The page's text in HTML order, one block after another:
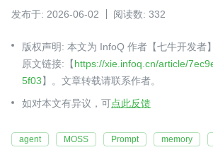
发布于: 2026-06-02 阅读数: 332
版权声明: 本文为 InfoQ 作者【七牛开发者
原文链接:【https://xie.infoq.cn/article/
5f03】。文章转载请联系作者。
如对本文有异议，可点此反馈
agent MOSS Prompt memory